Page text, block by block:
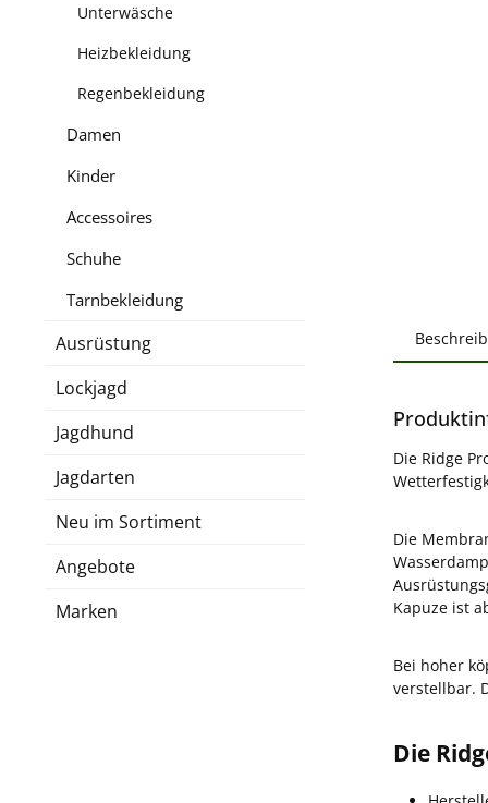
Unterwäsche
Heizbekleidung
Regenbekleidung
Damen
Kinder
Accessoires
Schuhe
Tarnbekleidung
Ausrüstung
Lockjagd
Jagdhund
Jagdarten
Neu im Sortiment
Angebote
Marken
Die Ridge
Die
Kapuze ist
Bei hoher
verstellbar.
Die